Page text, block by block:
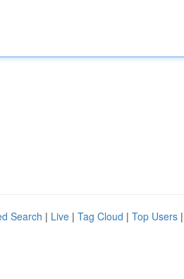
Search | Live | Tag Cloud | Top Users